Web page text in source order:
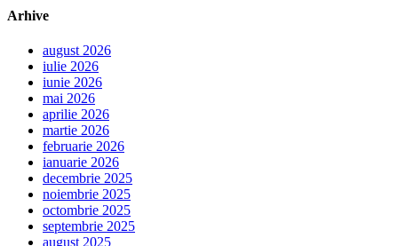
Arhive
august 2026
iulie 2026
iunie 2026
mai 2026
aprilie 2026
martie 2026
februarie 2026
ianuarie 2026
decembrie 2025
noiembrie 2025
octombrie 2025
septembrie 2025
august 2025